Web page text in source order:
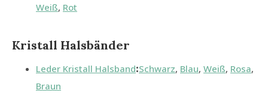
Weiß, Rot
Kristall Halsbänder
Leder Kristall Halsband:Schwarz, Blau, Weiß, Rosa,
Braun